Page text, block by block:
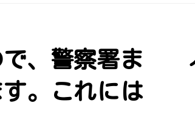
、警察署ま
。これには